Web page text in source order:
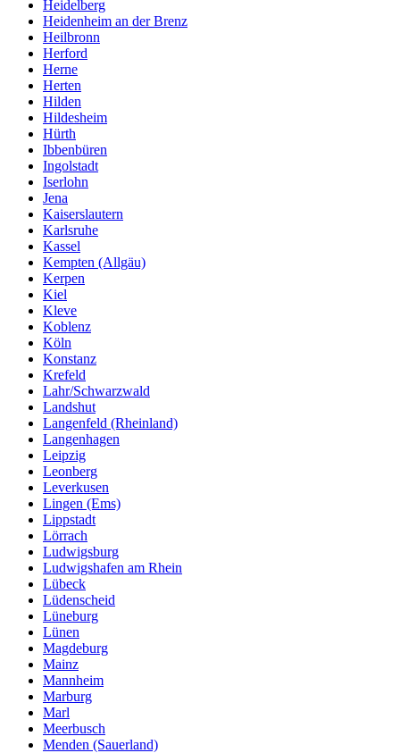
Heidelberg
Heidenheim an der Brenz
Heilbronn
Herford
Herne
Herten
Hilden
Hildesheim
Hürth
Ibbenbüren
Ingolstadt
Iserlohn
Jena
Kaiserslautern
Karlsruhe
Kassel
Kempten (Allgäu)
Kerpen
Kiel
Kleve
Koblenz
Köln
Konstanz
Krefeld
Lahr/Schwarzwald
Landshut
Langenfeld (Rheinland)
Langenhagen
Leipzig
Leonberg
Leverkusen
Lingen (Ems)
Lippstadt
Lörrach
Ludwigsburg
Ludwigshafen am Rhein
Lübeck
Lüdenscheid
Lüneburg
Lünen
Magdeburg
Mainz
Mannheim
Marburg
Marl
Meerbusch
Menden (Sauerland)